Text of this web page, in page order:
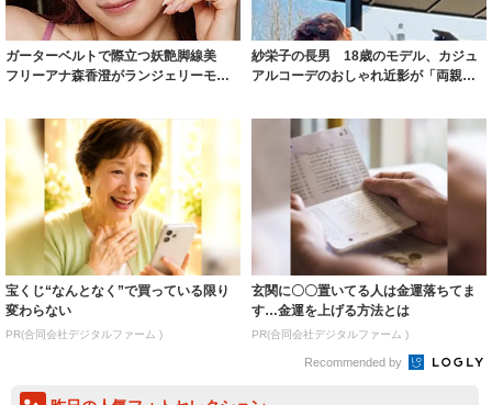
ガーターベルトで際立つ妖艶脚線美
フリーアナ森香澄がランジェリーモデ
紗栄子の長男 18歳のモデル、カジュ
アルコーデのおしゃれ近影が「両親の
宝くじ“なんとなく”で買っている限り
変わらない
PR(合同会社デジタルファーム )
玄関に〇〇置いてる人は金運落ちてま
す…金運を上げる方法とは
PR(合同会社デジタルファーム )
Recommended by